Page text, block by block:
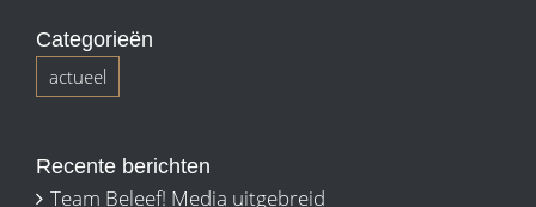
Categorieën
actueel
Recente berichten
Team Beleef! Media uitgebreid